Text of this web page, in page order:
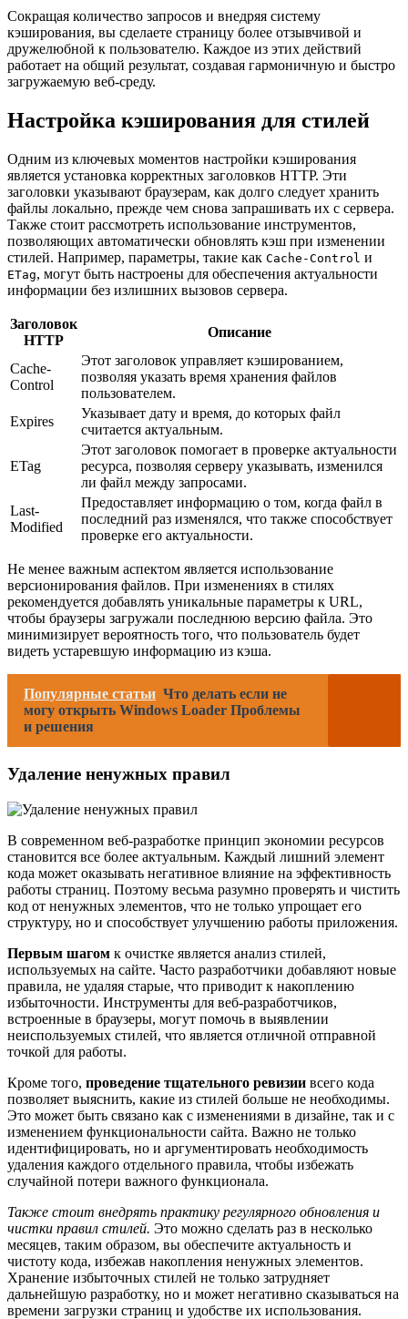
Сокращая количество запросов и внедряя систему
кэширования, вы сделаете страницу более отзывчивой и
дружелюбной к пользователю. Каждое из этих действий
работает на общий результат, создавая гармоничную и быстро
загружаемую веб-среду.
Настройка кэширования для стилей
Одним из ключевых моментов настройки кэширования
является установка корректных заголовков HTTP. Эти
заголовки указывают браузерам, как долго следует хранить
файлы локально, прежде чем снова запрашивать их с сервера.
Также стоит рассмотреть использование инструментов,
позволяющих автоматически обновлять кэш при изменении
стилей. Например, параметры, такие как Cache-Control и
ETag, могут быть настроены для обеспечения актуальности
информации без излишних вызовов сервера.
Заголовок
HTTP
Описание
Cache-
Control
Этот заголовок управляет кэшированием,
позволяя указать время хранения файлов
пользователем.
Expires
Указывает дату и время, до которых файл
считается актуальным.
ETag
Этот заголовок помогает в проверке актуальности
ресурса, позволяя серверу указывать, изменился
ли файл между запросами.
Last-
Modified
Предоставляет информацию о том, когда файл в
последний раз изменялся, что также способствует
проверке его актуальности.
Не менее важным аспектом является использование
версионирования файлов. При изменениях в стилях
рекомендуется добавлять уникальные параметры к URL,
чтобы браузеры загружали последнюю версию файла. Это
минимизирует вероятность того, что пользователь будет
видеть устаревшую информацию из кэша.
Популярные статьи Что делать если не
могу открыть Windows Loader Проблемы
и решения
Удаление ненужных правил
В современном веб-разработке принцип экономии ресурсов
становится все более актуальным. Каждый лишний элемент
кода может оказывать негативное влияние на эффективность
работы страниц. Поэтому весьма разумно проверять и чистить
код от ненужных элементов, что не только упрощает его
структуру, но и способствует улучшению работы приложения.
Первым шагом к очистке является анализ стилей,
используемых на сайте. Часто разработчики добавляют новые
правила, не удаляя старые, что приводит к накоплению
избыточности. Инструменты для веб-разработчиков,
встроенные в браузеры, могут помочь в выявлении
неиспользуемых стилей, что является отличной отправной
точкой для работы.
Кроме того, проведение тщательного ревизии всего кода
позволяет выяснить, какие из стилей больше не необходимы.
Это может быть связано как с изменениями в дизайне, так и с
изменением функциональности сайта. Важно не только
идентифицировать, но и аргументировать необходимость
удаления каждого отдельного правила, чтобы избежать
случайной потери важного функционала.
Также стоит внедрять практику регулярного обновления и
чистки правил стилей. Это можно сделать раз в несколько
месяцев, таким образом, вы обеспечите актуальность и
чистоту кода, избежав накопления ненужных элементов.
Хранение избыточных стилей не только затрудняет
дальнейшую разработку, но и может негативно сказываться на
времени загрузки страниц и удобстве их использования.